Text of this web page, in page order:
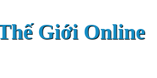
Giới Online